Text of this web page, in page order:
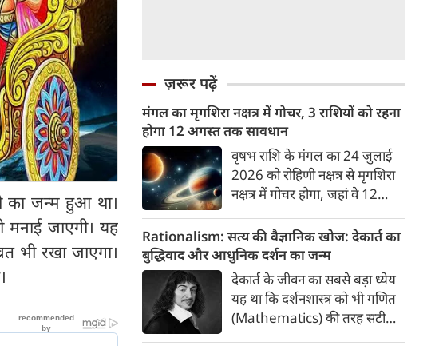
का जन्म हुआ था।
जाएगी। यह
भी रखा जाएगा।
ज़रूर पढ़ें
मंगल का मृगशिरा नक्षत्र में गोचर, 3 राशियों को रहना
होगा 12 अगस्त तक सावधान
वृषभ राशि के मंगल का 24 जुलाई
2026 को रोहिणी नक्षत्र से मृगशिरा
नक्षत्र में गोचर होगा, जहां वे 12
परिवर्तन के चलते 3 राशि के लोगों
को 12 अगस्त तक रहना होगा
सावधान। चलिए जानते हैं कि किन
राशि 3 राशियों को रहना होगा
सावधान।
Rationalism: सत्य की वैज्ञानिक खोज: देकार्त का
बुद्धिवाद और आधुनिक दर्शन का जन्म
देकार्त के जीवन का सबसे बड़ा ध्येय
यह था कि दर्शनशास्त्र को भी गणित
(Mathematics) की तरह सटीक,